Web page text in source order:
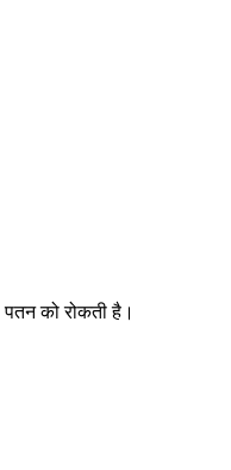
को रोकती है।